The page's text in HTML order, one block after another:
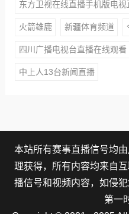
东方卫视在线直播手机版电视
火箭雄鹿 新疆体育频道
四川广播电视台直播在线观看
中上人13台新闻直播
本站所有赛事直播信号均
理获得，所有内容均来自
播信号和视频内容，如侵
第一